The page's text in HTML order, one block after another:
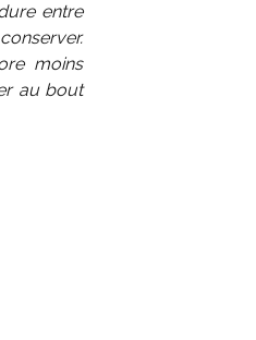
entre
moins
au bout